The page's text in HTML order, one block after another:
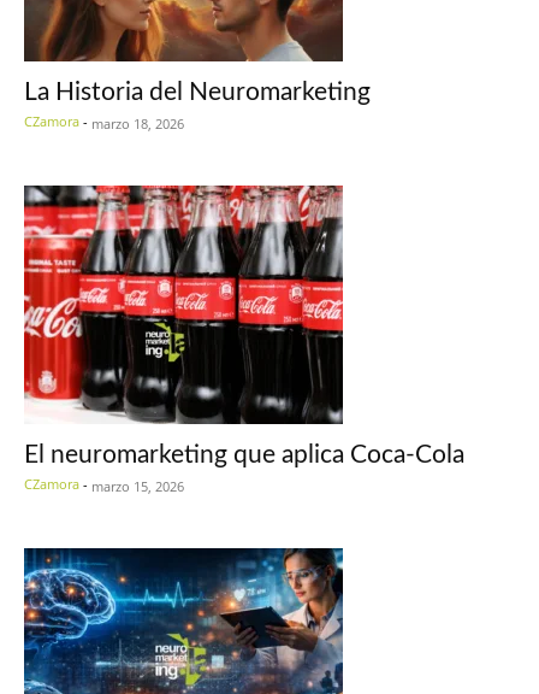
La Historia del Neuromarketing
CZamora - marzo 18, 2026
El neuromarketing que aplica Coca-Cola
CZamora - marzo 15, 2026